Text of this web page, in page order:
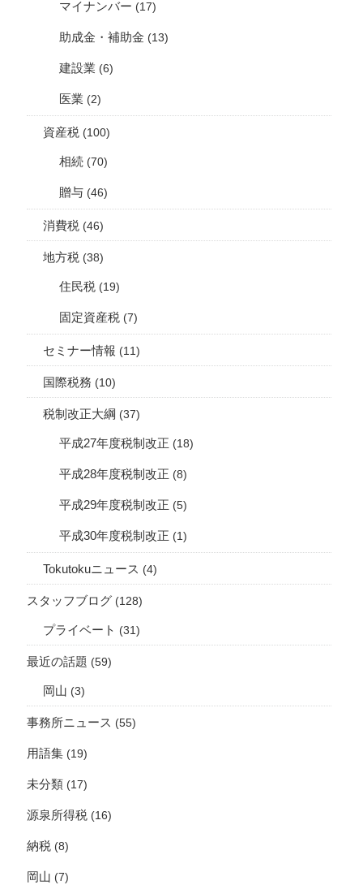
マイナンバー (17)
助成金・補助金 (13)
建設業 (6)
医業 (2)
資産税 (100)
相続 (70)
贈与 (46)
消費税 (46)
地方税 (38)
住民税 (19)
固定資産税 (7)
セミナー情報 (11)
国際税務 (10)
税制改正大綱 (37)
平成27年度税制改正 (18)
平成28年度税制改正 (8)
平成29年度税制改正 (5)
平成30年度税制改正 (1)
Tokutokuニュース (4)
スタッフブログ (128)
プライベート (31)
最近の話題 (59)
岡山 (3)
事務所ニュース (55)
用語集 (19)
未分類 (17)
源泉所得税 (16)
納税 (8)
岡山 (7)